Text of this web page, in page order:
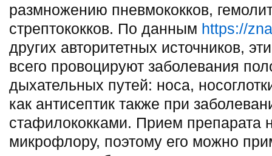
размножению пневмококков,
стрептококков. По данным https://
других авторитетных источников,
всего провоцируют заболевания
дыхательных путей: носа,
как антисептик также при
стафилококками. Прием препарата
микрофлору, поэтому его можно